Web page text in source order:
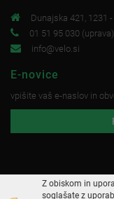
Dunajska 421, 1231
01 51 95 030 (uprava)
info@velo.si
E-novice
vpišite vaš e-naslov in
Z obiskom in
soglašate z